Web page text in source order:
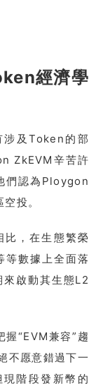
經濟學
及Token的部
ZkEVM辛苦許
們認為Ploygon
投。
，在生態繁榮
等數據上全面落
啟動其生態L2
“EVM兼容”趨
不愿意錯過下一
階段發新幣的